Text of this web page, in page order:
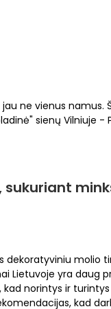
ne vienus namus.
sienų Vilniuje -
dekoratyviniu molio
Lietuvoje yra daug
norintys ir turintys
kad